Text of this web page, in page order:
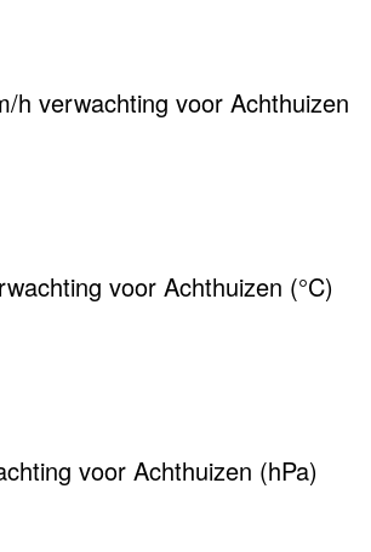
h verwachting voor Achthuizen
voor Achthuizen (°C)
voor Achthuizen (hPa)